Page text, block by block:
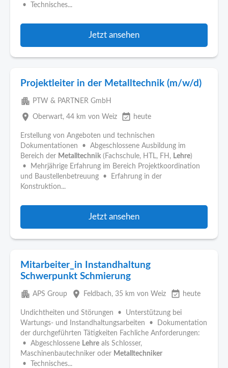
• Technisches...
Jetzt ansehen
Projektleiter in der Metalltechnik (m/w/d)
apartment PTW & PARTNER GmbH
place Oberwart, 44 km von Weiz event_available heute
Erstellung von Angeboten und technischen
Dokumentationen • Abgeschlossene Ausbildung im
Bereich der Metalltechnik (Fachschule, HTL, FH, Lehre)
• Mehrjährige Erfahrung im Bereich Projektkoordination
und Baustellenbetreuung • Erfahrung in der
Konstruktion...
Jetzt ansehen
Mitarbeiter_in Instandhaltung
Schwerpunkt Schmierung
apartment APS Group place Feldbach, 35 km von Weiz event_available heute
Undichtheiten und Störungen • Unterstützung bei
Wartungs- und Instandhaltungsarbeiten • Dokumentation
der durchgeführten Tätigkeiten Fachliche Anforderungen:
• Abgeschlossene Lehre als Schlosser,
Maschinenbautechniker oder Metalltechniker
• Technisches...